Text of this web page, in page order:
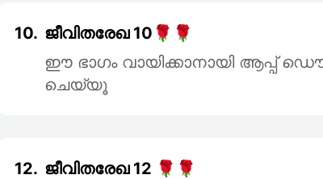
10. ജീവിതരേഖ 10🌹🌹
ഈ ഭാഗം വായിക്കാനായി ആപ്പ്
ചെയ്യൂ
12. ജീവിതരേഖ 12 🌹🌹